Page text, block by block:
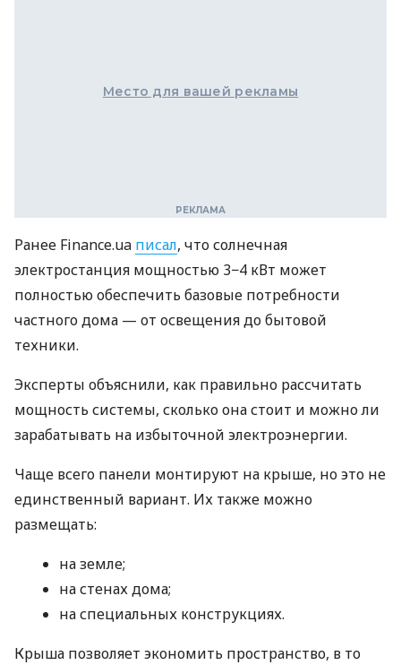
Место для вашей рекламы
Ранее Finance.ua писал, что солнечная
электростанция мощностью 3−4 кВт может
полностью обеспечить базовые потребности
частного дома — от освещения до бытовой
техники.
Эксперты объяснили, как правильно рассчитать
мощность системы, сколько она стоит и можно ли
зарабатывать на избыточной электроэнергии.
Чаще всего панели монтируют на крыше, но это не
единственный вариант. Их также можно
размещать:
на земле;
на стенах дома;
на специальных конструкциях.
Крыша позволяет экономить пространство, в то